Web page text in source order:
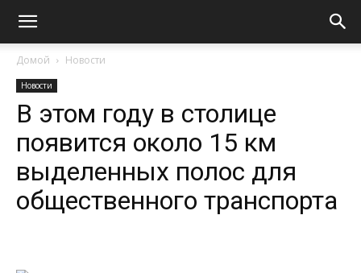
Домой Новости
Новости
В этом году в столице
появится около 15 км
выделенных полос для
общественного транспорта